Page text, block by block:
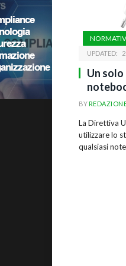
UPDATED:
Un
BY
La Direttiva
utilizzare lo
qualsiasi